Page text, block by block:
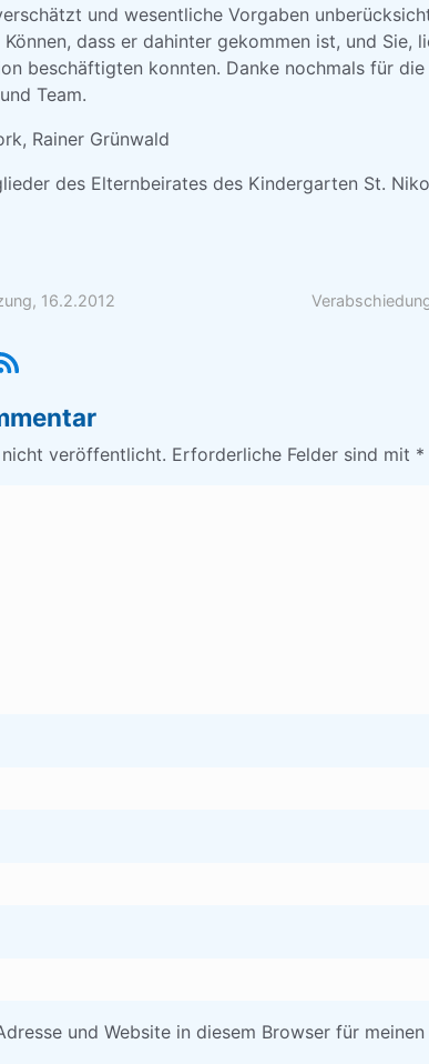
und wesentliche Vorgaben
dass er dahinter gekommen ist, und Sie,
beschäftigten konnten. Danke nochmals für
Team.
Rainer Grünwald
des Elternbeirates des Kindergarten St.
16.2.2012
veröffentlicht. Erforderliche Felder sind mit *
und Website in diesem Browser für